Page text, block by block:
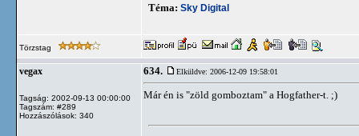
Téma: Sky Digital
Törzstag
vegax
Tagság: 2002-09-13 00:00:00
Tagszám: #289
Hozzászólások: 340
634. Elküldve: 2006-12-09 19:58:01
Már én is "zöld gomboztam" a Hogfather-t. ;)